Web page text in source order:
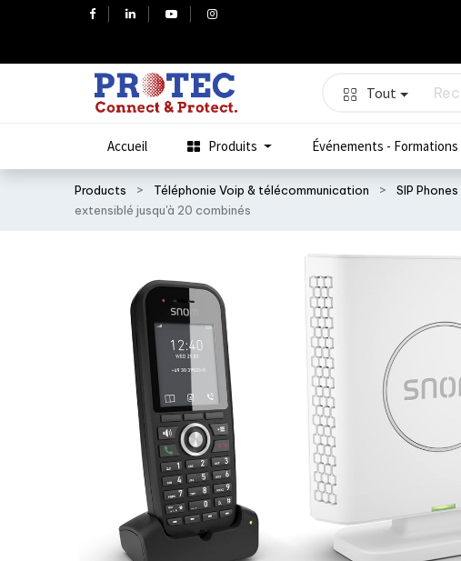
Tout
Accueil Produits Événements - Formations
Products Téléphonie Voip & télécommunication SIP Phones
extensiblé jusqu'à 20 combinés